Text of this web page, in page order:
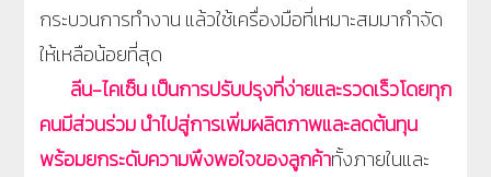
กระบวนการทำงาน แล้วใช้เครื่องมือที่เหมาะสมมากำจัด
ให้เหลือน้อยที่สุด
ลีน-ไคเซ็น เป็นการปรับปรุงที่ง่ายและรวดเร็วโดยทุก
คนมีส่วนร่วม นำไปสู่การเพิ่มผลิตภาพและลดต้นทุน
พร้อมยกระดับความพึงพอใจของลูกค้าทั้งภายในและ